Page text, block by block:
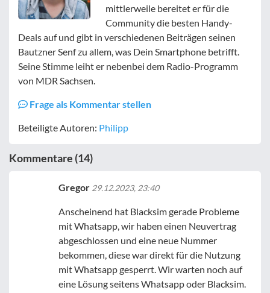
mittlerweile bereitet er für die
Community die besten Handy-
Deals auf und gibt in verschiedenen Beiträgen seinen
Bautzner Senf zu allem, was Dein Smartphone betrifft.
Seine Stimme leiht er nebenbei dem Radio-Programm
von MDR Sachsen.
Frage als Kommentar stellen
Beteiligte Autoren: Philipp
Kommentare (14)
Gregor 29.12.2023, 23:40
Anscheinend hat Blacksim gerade Probleme
mit Whatsapp, wir haben einen Neuvertrag
abgeschlossen und eine neue Nummer
bekommen, diese war direkt für die Nutzung
mit Whatsapp gesperrt. Wir warten noch auf
eine Lösung seitens Whatsapp oder Blacksim.